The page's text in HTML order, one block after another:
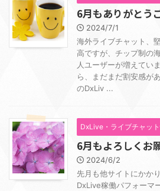
6月もありがとう
2024/7/1
海外ライブチャット、
高ですが、チップ制の
人ユーザーが増えてい
ら、まだまだ割安感が
のDxLiv ...
DxLive・ライブチャッ
6月もよろしくお
2024/6/2
先月も他サイトにかか
DxLive稼働パフォーマ